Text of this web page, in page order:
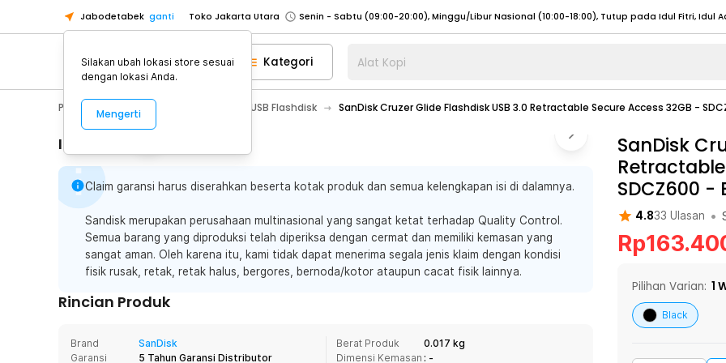
Jabodetabek ganti Toko Jakarta Utara
Toko Tangerang
Toko Cikupa
Pick n Go Jakarta Barat
Senin - Jumat (07:00 - 20:00), Sabtu - Minggu (08:00 - 20:00), Tutup pada Idul Fitri
Pick n Go Bekasi
Senin - Jumat (08:00 - 20:00), Sabtu - Minggu/ Libur Nasional (08:00 - 17:00) Selengkapnya
Senin - Jumat (08:00 - 20:00), Sabtu - Minggu/ Libur Nasional (08:00 - 17:00) Selengkapnya
Senin - Sabtu (09:00-20:00), Minggu/Libur Nasional (12:00-20:00), Tutup pada Idul Fitri
Toko Jakarta Barat
Senin - Sabtu (09:00-20:00), Minggu/Libur Nasional (12:00-20:00), Tutup pada Idul Fitri
Toko Tangerang
Toko Cikupa
Senin - Jumat (07:00 - 20:00), Sabtu - Minggu (08:00 - 20:00), Tutup pada Idul Fitri
Senin - Jumat (08:00 - 20:00), Sabtu - Minggu/ Libur Nasional (08:00 - 17:00) Selengkapnya
Kategori Alat Kopi
PC & Laptop Storage Eksternal USB Flashdisk SanDisk Cruzer Glide Flashdisk USB 3.0 Retractable Secure Access 32GB -
Informasi Penting
Claim garansi harus diserahkan beserta kotak produk dan semua kelengkapan isi di dalamnya.
Sandisk merupakan perusahaan multinasional yang sangat ketat terhadap Quality Control.
Semua barang yang diproduksi telah diperiksa dengan cermat dan memiliki kemasan yang
sangat aman. Oleh karena itu, kami tidak dapat menerima segala jenis klaim dengan kondisi
fisik rusak, retak, retak halus, bergores, bernoda/kotor ataupun cacat fisik lainnya.
Rincian Produk
Brand
SanDisk
Garansi
5 Tahun Garansi Distributor
Berat Produk
0.017 kg
Dimensi Kemasan : -
SanDisk
SDCZ600 -
4.833 Ulasan •
Rp
Pilihan Varian: 1
Black
Silakan ubah lokasi store sesuai
dengan lokasi Anda.
Mengerti